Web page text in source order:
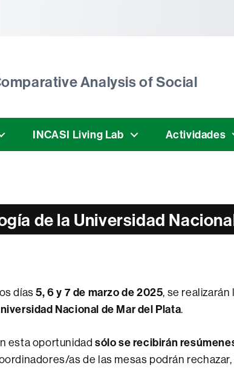
Analysis of Social
INCASI Living Lab Actividades
de la Universidad
días5, 6 y 7 de marzo de 2025, se realizarán
Nacional de Mar del Plata.
esta oportunidad sólo se recibirán
as de las mesas podrán